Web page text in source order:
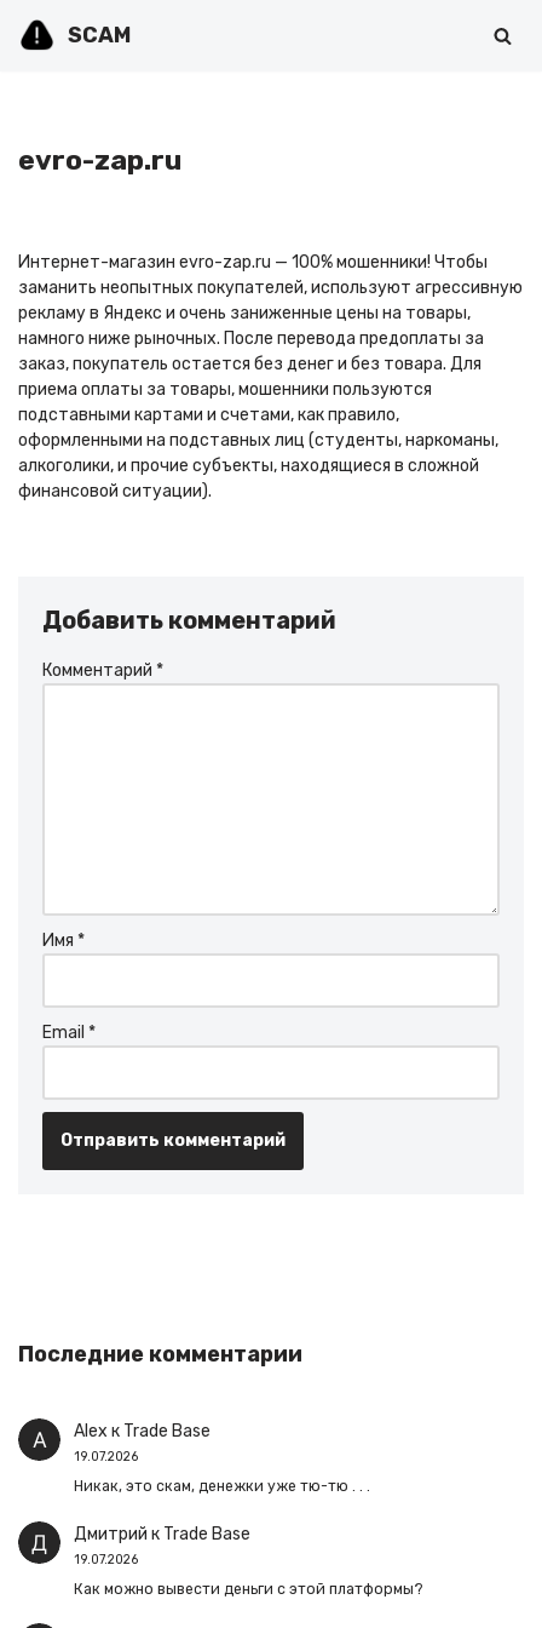
SCAM
evro-zap.ru
Интернет-магазин evro-zap.ru — 100% мошенники! Чтобы
заманить неопытных покупателей, используют агрессивную
рекламу в Яндекс и очень заниженные цены на товары,
намного ниже рыночных. После перевода предоплаты за
заказ, покупатель остается без денег и без товара. Для
приема оплаты за товары, мошенники пользуются
подставными картами и счетами, как правило,
оформленными на подставных лиц (студенты, наркоманы,
алкоголики, и прочие субъекты, находящиеся в сложной
финансовой ситуации).
Добавить комментарий
Комментарий *
Имя *
Email *
Последние комментарии
Alex к Trade Base
19.07.2026
Никак, это скам, денежки уже тю-тю . . .
Дмитрий к Trade Base
19.07.2026
Как можно вывести деньги с этой платформы?